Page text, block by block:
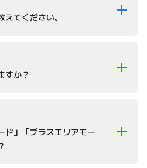
てください。
すか？
ド」「プラスエリアモー